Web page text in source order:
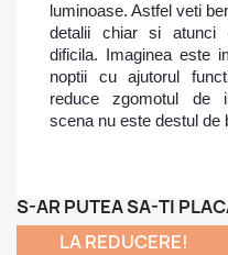
luminoase. Astfel veti
detalii chiar si atunci
dificila. Imaginea este
noptii cu ajutorul
reduce zgomotul de
scena nu este destul de
S-AR PUTEA SA-TI
LA REDUCERE!